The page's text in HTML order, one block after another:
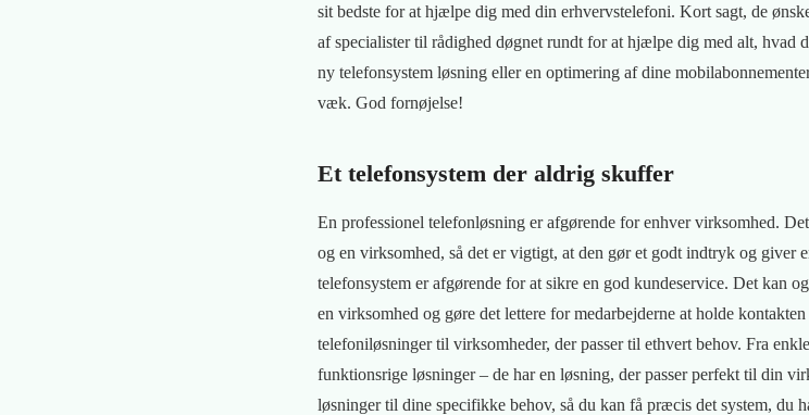
sit bedste for at hjælpe dig med din erhvervstelefoni. Kort sagt, de
af specialister til rådighed døgnet rundt for at hjælpe dig med alt, hvad
ny telefonsystem løsning eller en optimering af dine
væk. God fornøjelse!
Et telefonsystem der aldrig skuffer
En professionel telefonløsning er afgørende for enhver virksomhed.
og en virksomhed, så det er vigtigt, at den gør et godt indtryk og giver
telefonsystem er afgørende for at sikre en god kundeservice. Det kan
en virksomhed og gøre det lettere for medarbejderne at holde
telefoniløsninger til virksomheder, der passer til ethvert behov. Fra
funktionsrige løsninger – de har en løsning, der passer perfekt til din
løsninger til dine specifikke behov, så du kan få præcis det system, du